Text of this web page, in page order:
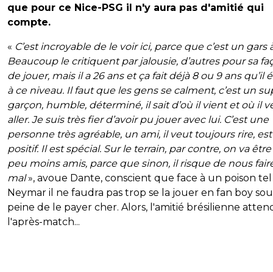
que pour ce Nice-PSG il n'y aura pas d'amitié qui
compte.
« C’est incroyable de le voir ici, parce que c’est un gars
Beaucoup le critiquent par jalousie, d’autres pour sa
de jouer, mais il a 26 ans et ça fait déjà 8 ou 9 ans qu’il
à ce niveau. Il faut que les gens se calment, c’est un
garçon, humble, déterminé, il sait d’où il vient et où il
aller. Je suis très fier d’avoir pu jouer avec lui. C’est une
personne très agréable, un ami, il veut toujours rire,
positif. Il est spécial. Sur le terrain, par contre, on va
peu moins amis, parce que sinon, il risque de nous
mal», avoue Dante, conscient que face à un poison
Neymar il ne faudra pas trop se la jouer en fan boy
peine de le payer cher. Alors, l'amitié brésilienne
l'après-match...